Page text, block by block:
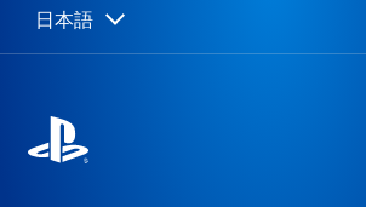
Select
a
Current
region:
日本語